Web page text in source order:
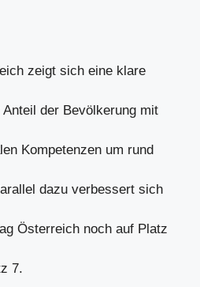
zeigt sich eine klare
der Bevölkerung mit
Kompetenzen um rund
dazu verbessert sich
Österreich noch auf Platz
7.